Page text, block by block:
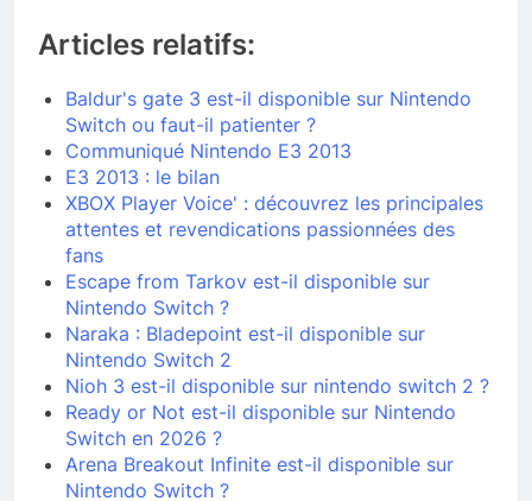
Articles relatifs:
Baldur's gate 3 est-il disponible sur Nintendo
Switch ou faut-il patienter ?
Communiqué Nintendo E3 2013
E3 2013 : le bilan
XBOX Player Voice' : découvrez les principales
attentes et revendications passionnées des
fans
Escape from Tarkov est-il disponible sur
Nintendo Switch ?
Naraka : Bladepoint est-il disponible sur
Nintendo Switch 2
Nioh 3 est-il disponible sur nintendo switch 2 ?
Ready or Not est-il disponible sur Nintendo
Switch en 2026 ?
Arena Breakout Infinite est-il disponible sur
Nintendo Switch ?